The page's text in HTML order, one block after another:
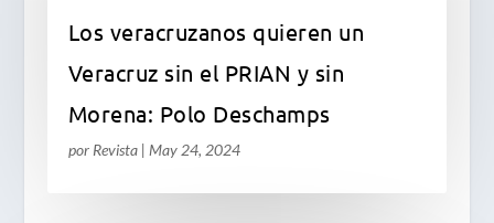
Los veracruzanos quieren un
Veracruz sin el PRIAN y sin
Morena: Polo Deschamps
por Revista| May 24, 2024